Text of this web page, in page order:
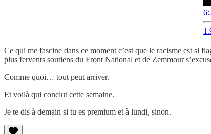
Ce qui me fascine dans ce moment c’est que le racisme est si
plus fervents soutiens du Front National et de Zemmour
Comme quoi… tout peut arriver.
Et voilà qui conclut cette semaine.
Je te dis à demain si tu es premium et à lundi, sinon.